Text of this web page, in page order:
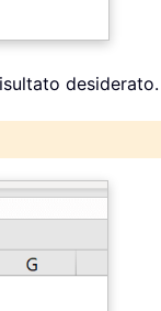
desiderato.